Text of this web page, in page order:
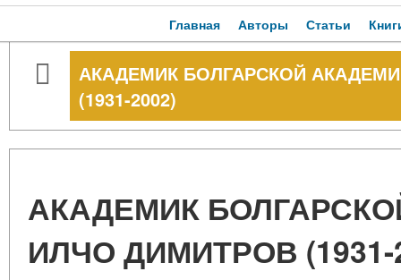
Главная Авторы Статьи
АКАДЕМИК БОЛГАРСКОЙ
(1931-2002)
АКАДЕМИК
ИЛЧО ДИМИТРОВ (1931-